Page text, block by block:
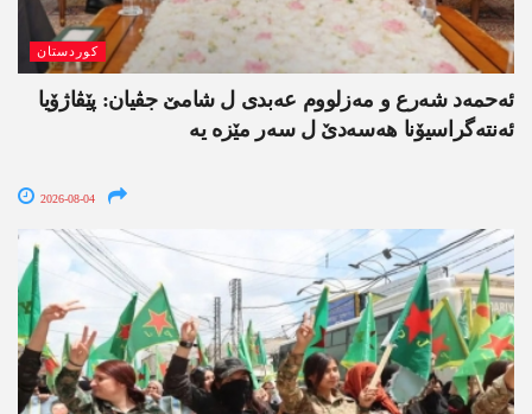
کوردستان
ئەحمەد شەرع و مەزلووم عەبدی ل شامێ جڤیان: پێڤاژۆیا
ئەنتەگراسیۆنا ھەسەدێ ل سەر مێزە یە
2026-08-04